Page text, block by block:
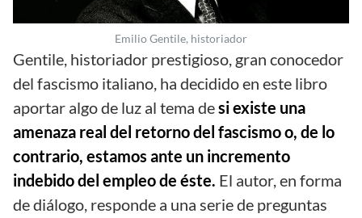
Emilio Gentile, historiador
Gentile, historiador prestigioso, gran conocedor
del fascismo italiano, ha decidido en este libro
aportar algo de luz al tema desi existe una
amenaza real del retorno del fascismo o, de lo
contrario, estamos ante un incremento
indebido del empleo de éste. El autor, en forma
de diálogo, responde a una serie de preguntas